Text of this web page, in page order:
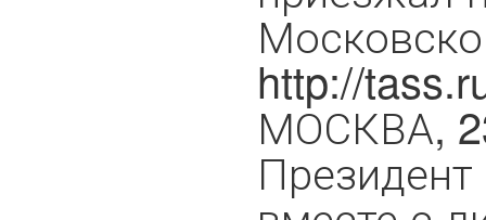
http://
МОСКВА,